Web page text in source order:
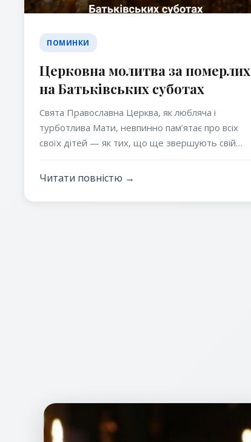
ПОМИНКИ
Церковна молитва за померлих
на Батьківських суботах
Свята Православна Церква, як любляча і
турботлива Мати, невпинно пам’ятає про всіх
своїх дітей — як тих, що ще звершують свій
вічність. Щодня під час богослужінь підносяться
спочилих. У цьому виявляється глибока істина
Читати повністю →